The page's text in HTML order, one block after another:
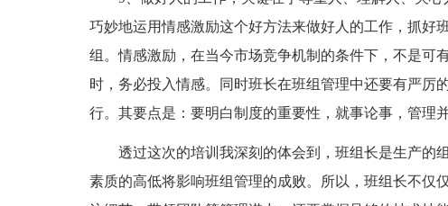
巧妙地运用情感激励这个好方法来做好人的工作，抓好
组。情感激励，在当今市场竞争机制的条件下，不是可
时，务必投入情感。同时班长在班组管理中还要有严厉
行。其要点是：要明白制度的重要性，就事论事，管理
透过这次的培训我深刻的体会到，班组长是生产的
素质的高低将影响班组管理的成败。所以，班组长不仅